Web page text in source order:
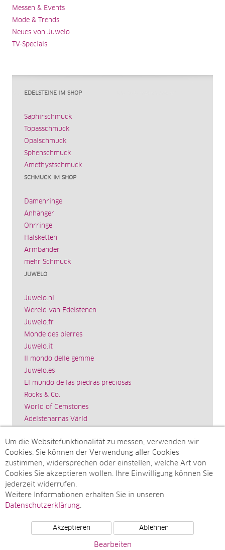
Messen & Events
Mode & Trends
Neues von Juwelo
TV-Specials
EDELSTEINE IM SHOP
Saphirschmuck
Topasschmuck
Opalschmuck
Sphenschmuck
Amethystschmuck
SCHMUCK IM SHOP
Damenringe
Anhänger
Ohrringe
Halsketten
Armbänder
mehr Schmuck
JUWELO
Juwelo.nl
Wereld van Edelstenen
Juwelo.fr
Monde des pierres
Juwelo.it
Il mondo delle gemme
Juwelo.es
El mundo de las piedras preciosas
Rocks & Co.
World of Gemstones
Ädelstenarnas Värld
Impressum
SITEMAP
Sitemap
Monatsarchive
Top-Artikel
© Juwelo Deutschland GmbH (ein Tochterunternehmen der
Um die Websitefunktionalität zu messen, verwenden wir
Cookies. Sie können der Verwendung aller Cookies
zustimmen, widersprechen oder einstellen, welche Art von
Cookies Sie akzeptieren wollen. Ihre Einwilligung können Sie
jederzeit widerrufen.
Weitere Informationen erhalten Sie in unseren
Datenschutzerklärung.
Akzeptieren Ablehnen
Bearbeiten